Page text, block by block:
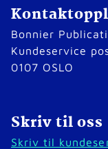
Bonnier
Kundeservice
0107 OSLO
Skriv til oss
Skriv til